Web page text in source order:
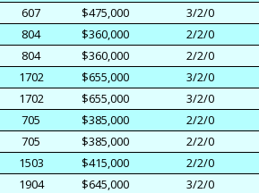
607
$475,000 3/2/0
804
$360,000 2/2/0
804
$360,000 2/2/0
1702
$655,000 3/2/0
1702
$655,000 3/2/0
705
$385,000 2/2/0
705
$385,000 2/2/0
1503
$415,000 2/2/0
1904
$645,000 3/2/0